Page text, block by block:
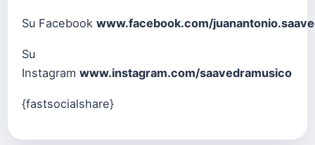
Su Facebook www.facebook.com/
Su
Instagram www.instagram.com/saavedramusico
{fastsocialshare}